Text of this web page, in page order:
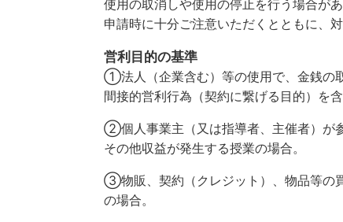
使用の取消しや使用の停止を行う場合があ
申請時に十分ご注意いただくとともに、
営利目的の基準
①法人（企業含む）等の使用で、金銭の
間接的営利行為（契約に繋げる目的）を含
②個人事業主（又は指導者、主催者）が
その他収益が発生する授業の場合。
③物販、契約（クレジット）、物品等の
の場合。